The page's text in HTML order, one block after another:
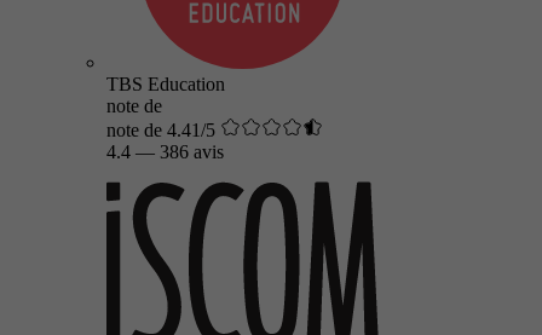
TBS Education
note de
note de 4.41/5
4.4 — 386 avis